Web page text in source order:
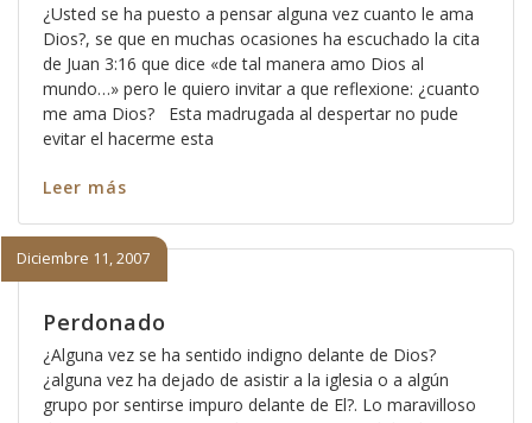
¿Usted se ha puesto a pensar alguna vez cuanto le ama
Dios?, se que en muchas ocasiones ha escuchado la cita
de Juan 3:16 que dice «de tal manera amo Dios al
mundo…» pero le quiero invitar a que reflexione: ¿cuanto
me ama Dios? Esta madrugada al despertar no pude
evitar el hacerme esta
Leer más
Perdonado
Diciembre 11, 2007
¿Alguna vez se ha sentido indigno delante de Dios?
¿alguna vez ha dejado de asistir a la iglesia o a algún
grupo por sentirse impuro delante de El?. Lo maravilloso